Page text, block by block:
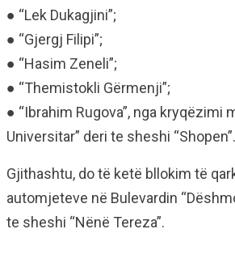
● “Lek Dukagjini”;
● “Gjergj Filipi”;
● “Hasim Zeneli”;
● “Themistokli Gërmenji”;
● “Ibrahim Rugova”, nga kryqëzimi
Universitar” deri te sheshi “Shopen”.
Gjithashtu, do të ketë bllokim të
automjeteve në Bulevardin
te sheshi “Nënë Tereza”.